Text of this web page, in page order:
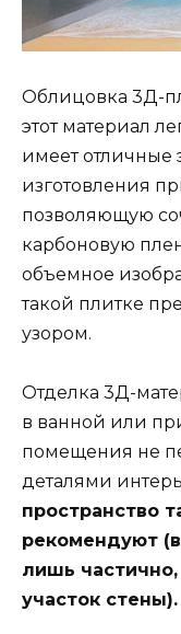
Облицовка 3Д-
этот материал
имеет отличные
изготовления
позволяющую
карбоновую
объемное
такой плитке
узором.
Отделка 3Д-
в ванной или
помещения не
деталями
пространство
рекомендуют
лишь
участок стены).